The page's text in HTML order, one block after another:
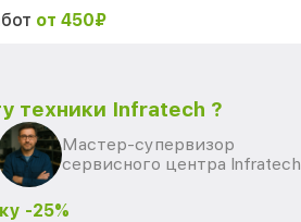
от 450₽
техники Infratech ?
Мастер-супервизор
сервисного центра Infratech
-25%